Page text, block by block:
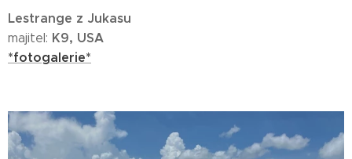
Lestrange z Jukasu
majitel: K9, USA
*fotogalerie*